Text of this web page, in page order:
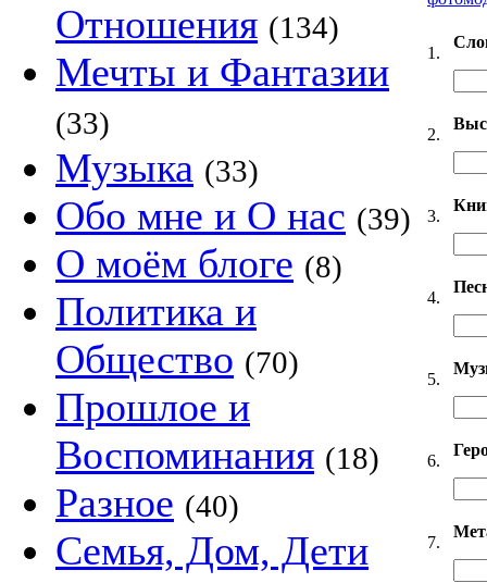
Отношения (134)
Мечты и Фантазии
(33)
Музыка (33)
Обо мне и О нас (39)
О моём блоге (8)
Политика и
Общество (70)
Прошлое и
Воспоминания (18)
Разное (40)
Семья, Дом, Дети
1.
2.
3.
4.
5.
6.
7.